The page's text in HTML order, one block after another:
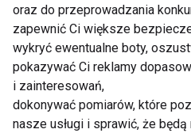
Ryzyka związanego z
karku czy szyi nie można
wyeliminować. Istnieją
zmniejszać częstotliwość
dolegliwości. Po pierwsze
naszego snu – nie
oraz do przeprowadzania
zapewnić Ci większe
wykryć ewentualne boty,
pokazywać Ci reklamy
i zainteresowań,
dokonywać pomiarów, które
nasze usługi i sprawić, że